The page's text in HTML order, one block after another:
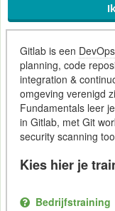
Gitlab is een DevOps
planning, code
integration &
omgeving verenigd
Fundamentals leer
in Gitlab, met Git
security scanning
Kies hier je
Bedrijfstraining